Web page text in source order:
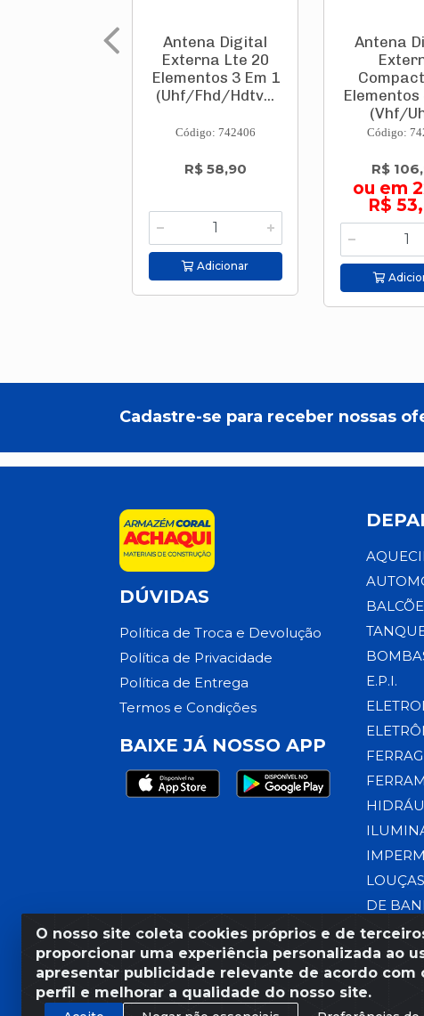
Antena Digital
Externa Lte 20
Elementos 3 Em 1
(Uhf/Fhd/Hdtv...
Código: 742406
R$ 58,90
Adicionar
Antena
Elementos
(Vhf/
Código:
R$
ou em
R$
O nosso site coleta cookies próprios e de
proporcionar uma experiência personalizada ao
apresentar publicidade relevante de acordo com
perfil e melhorar a qualidade do nosso site.
Cadastre-se para receber nossas
DÚVIDAS
Política de Troca e Devolução
Política de Privacidade
Política de Entrega
Termos e Condições
BAIXE JÁ NOSSO APP
E.P.I.
DE
Razão Social: Armazém Coral